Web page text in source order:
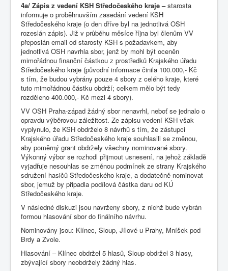
4a/ Zápis z vedení KSH Středočeského kraje –starosta
informuje o proběhnuvším zasedání vedení KSH
Středočeského kraje (o den dříve byl na jednotlivá OSH
rozeslán zápis). Již v průběhu měsíce října byl členům VV
přeposlán email od starosty KSH s požadavkem, aby
jednotlivá OSH navrhla sbor, jenž by mohl být oceněn
mimořádnou finanční částkou z prostředků Krajského úřadu
Středočeského kraje (původní informace činila 100.000,- Kč
s tím, že budou vybrány pouze 4 sbory z celého kraje, které
tuto mimořádnou částku obdrží; celkem mělo být tedy
rozděleno 400.000,- Kč mezi 4 sbory).
VV OSH Praha-západ žádný sbor nenavrhl, neboť se jednalo o
opravdu výběrovou záležitost. Ze zápisu vedení KSH však
vyplynulo, že KSH obdrželo 8 návrhů s tím, že zástupci
Krajského úřadu Středočeského kraje souhlasili se změnou,
aby poměrný grant obdržely všechny nominované sbory.
Výkonný výbor se rozhodl přijmout usnesení, na jehož základě
vyjadřuje nesouhlas se změnou podmínek ze strany Krajského
sdružení hasičů Středočeského kraje, a dodatečně nominovat
sbor, jemuž by připadla podílová částka daru od KÚ
Středočeského kraje.
V následné diskuzi jsou navrženy sbory, z nichž bude vybrán
formou hlasování sbor do finálního návrhu.
Nominovány jsou: Klínec, Sloup, Jílové u Prahy, Mníšek pod
Brdy a Zvole.
Hlasování – Klínec obdržel 5 hlasů, Sloup obdržel 3 hlasy,
zbývající sbory neobdržely žádný hlas.